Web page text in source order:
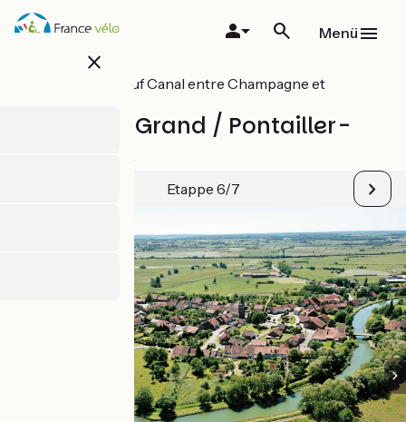
Direkt
zum
close
Menü
Alle Etappen auf Canal entre Champagne et
Percey-le-Grand / Pontailler-
sur-Saône
Etappe 6/7